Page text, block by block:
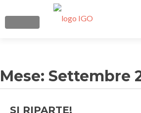
MOSTRA O NASCONDI LA
Mese: Settembre
SI RIPARTE!